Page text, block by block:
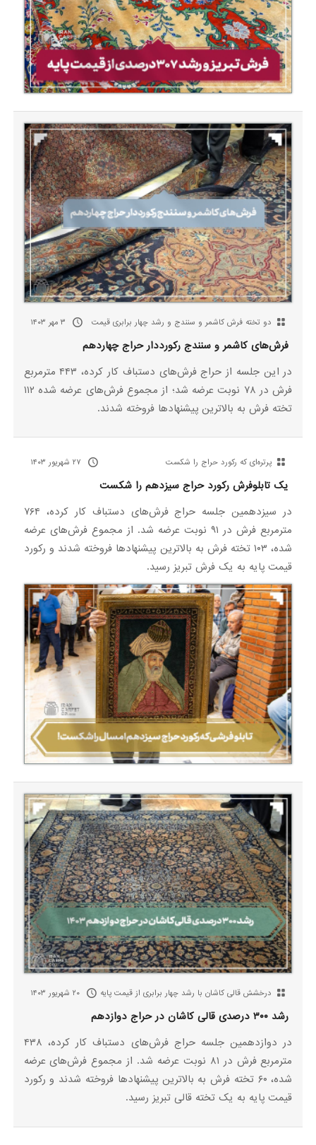
دو تخته فرش کاشمر و سنندج و رشد چهار برابری قیمت ۳ مهر ۱۴۰۳
فرش‌های کاشمر و سنندج رکورددار حراج چهاردهم
در این جلسه از حراج فرش‌های دستباف کار کرده، ۴۴۳ مترمربع
فرش در ۷۸ نوبت عرضه شد؛ از مجموع فرش‌های عرضه شده ۱۱۲
تخته فرش به بالاترین پیشنهادها فروخته شدند.
پرتره‌ای که رکورد حراج را شکست ۲۷ شهریور ۱۴۰۳
یک تابلوفرش رکورد حراج سیزدهم را شکست
در سیزدهمین جلسه حراج فرش‌های دستباف کار کرده، ۷۶۴
مترمربع فرش در ۹۱ نوبت عرضه شد. از مجموع فرش‌های عرضه
شده، ۱۰۳ تخته فرش به بالاترین پیشنهادها فروخته شدند و رکورد
قیمت پایه به یک فرش تبریز رسید.
درخشش قالی کاشان با رشد چهار برابری از قیمت پایه ۲۰ شهریور ۱۴۰۳
رشد ۳۰۰ درصدی قالی کاشان در حراج دوازدهم
در دوازدهمین جلسه حراج فرش‌های دستباف کار کرده، ۴۳۸
مترمربع فرش در ۸۱ نوبت عرضه شد. از مجموع فرش‌های عرضه
شده، ۶۰ تخته فرش به بالاترین پیشنهادها فروخته شدند و رکورد
قیمت پایه به یک تخته قالی تبریز رسید.